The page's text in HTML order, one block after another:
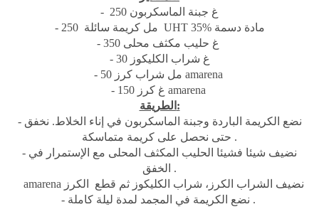
- 250 غ جبنة الماسكربون
- 250 مل كريمة سائلة UHT 35% مادة دسمة
- 30 غ شراب الكليكوز
- 50 مل شراب كرز amarena
- 150 غ كرز amarena
الطريقة:
- نضع الكريمة الباردة وجبنة الماسكربون في إناء الخلاط. نخفق
حتى نحصل على كريمة متماسكة .
- نضيف شيئا فشيئا الحليب المكثف المحلى مع الإستمرار في
الخفق .
amarena نضيف الشراب الكرز، شراب الكليكوز ثم قطع الكرز
- نضع الكريمة في المجمد لمدة ليلة كاملة .